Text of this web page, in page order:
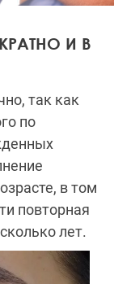
И В
так как
по
в том
повторная
лет.